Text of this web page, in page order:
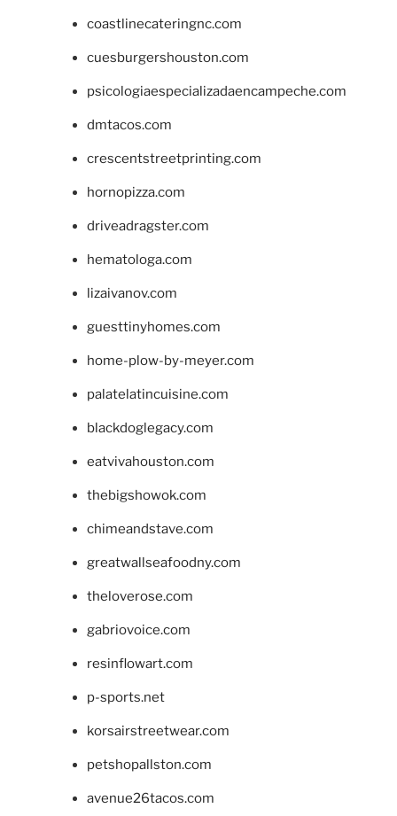
coastlinecateringnc.com
cuesburgershouston.com
psicologiaespecializadaencampeche.com
dmtacos.com
crescentstreetprinting.com
hornopizza.com
driveadragster.com
hematologa.com
lizaivanov.com
guesttinyhomes.com
home-plow-by-meyer.com
palatelatincuisine.com
blackdoglegacy.com
eatvivahouston.com
thebigshowok.com
chimeandstave.com
greatwallseafoodny.com
theloverose.com
gabriovoice.com
resinflowart.com
p-sports.net
korsairstreetwear.com
petshopallston.com
avenue26tacos.com